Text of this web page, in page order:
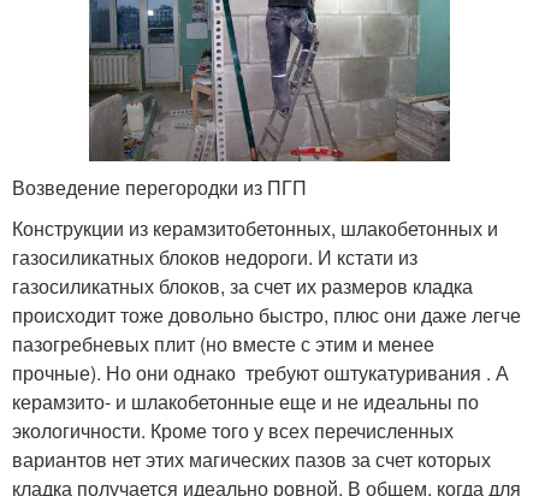
Возведение перегородки из ПГП
Конструкции из керамзитобетонных, шлакобетонных и
газосиликатных блоков недороги. И кстати из
газосиликатных блоков, за счет их размеров кладка
происходит тоже довольно быстро, плюс они даже легче
пазогребневых плит (но вместе с этим и менее
прочные). Но они однако требуют оштукатуривания . А
керамзито- и шлакобетонные еще и не идеальны по
экологичности. Кроме того у всех перечисленных
вариантов нет этих магических пазов за счет которых
кладка получается идеально ровной. В общем, когда для